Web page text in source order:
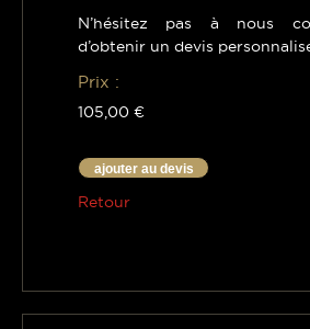
N’hésitez pas à nous
d’obtenir un devis
Prix :
105,00 €
ajouter au devis
Retour